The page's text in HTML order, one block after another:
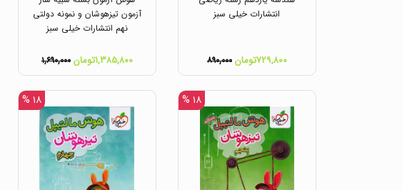
انتشارات خیلی سبز
۷۲۹,۸۰۰تومان ۸۹۰,۰۰۰
آزمون تیزهوشان و نمونه دولتی
نهم انتشارات خیلی سبز
۱,۳۸۵,۸۰۰تومان ۱,۶۹۰,۰۰۰
۱۸ % ۱۸ %